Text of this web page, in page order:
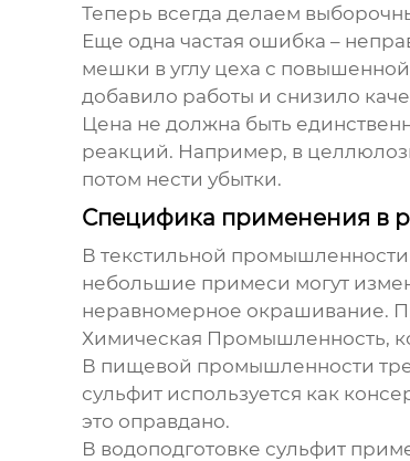
Теперь всегда делаем
Еще одна частая ошибка –
мешки в углу цеха с
добавило работы и снизило
Цена не должна быть
реакций. Например, в
потом нести убытки.
Специфика применения в
В текстильной промышленности
небольшие примеси могут
неравномерное окрашивание.
Химическая Промышленность,
В пищевой промышленности
сульфит используется как
это оправдано.
В водоподготовке сульфит